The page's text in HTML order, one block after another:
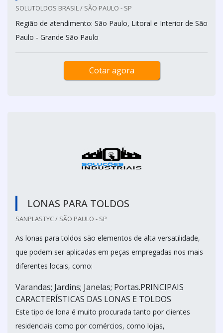
SOLUTOLDOS BRASIL / SÃO PAULO - SP
Região de atendimento: São Paulo, Litoral e Interior de São
Paulo - Grande São Paulo
Cotar agora
LONAS PARA TOLDOS
SANPLASTYC / SÃO PAULO - SP
As lonas para toldos são elementos de alta versatilidade,
que podem ser aplicadas em peças empregadas nos mais
diferentes locais, como:
Varandas; Jardins; Janelas; Portas.PRINCIPAIS
CARACTERÍSTICAS DAS LONAS E TOLDOS
Este tipo de lona é muito procurada tanto por clientes
residenciais como por comércios, como lojas,